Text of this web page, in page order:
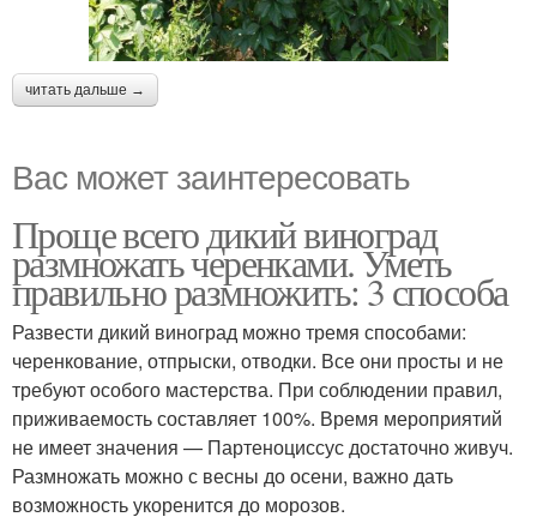
читать дальше →
Вас может заинтересовать
Проще всего дикий виноград
размножать черенками. Уметь
правильно размножить: 3 способа
Развести дикий виноград можно тремя способами:
черенкование, отпрыски, отводки. Все они просты и не
требуют особого мастерства. При соблюдении правил,
приживаемость составляет 100%. Время мероприятий
не имеет значения — Партеноциссус достаточно живуч.
Размножать можно с весны до осени, важно дать
возможность укоренится до морозов.